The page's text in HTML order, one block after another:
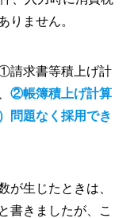
りません。
請求書等積上げ計
②帳簿積上げ計算
問題なく採用でき
が生じたときは、
書きましたが、こ